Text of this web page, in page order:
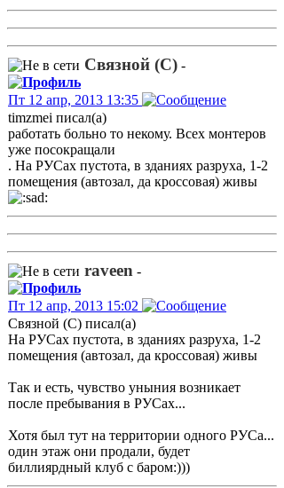
Связной (С) -
Пт 12 апр, 2013 13:35
timzmei писал(а)
работать больно то некому. Всех монтеров
уже посокращали
. На РУСах пустота, в зданиях разруха, 1-2
помещения (автозал, да кроссовая) живы
raveen -
Пт 12 апр, 2013 15:02
Связной (С) писал(а)
На РУСах пустота, в зданиях разруха, 1-2
помещения (автозал, да кроссовая) живы
Так и есть, чувство уныния возникает
после пребывания в РУСах...
Хотя был тут на территории одного РУСа...
один этаж они продали, будет
биллиярдный клуб с баром:)))